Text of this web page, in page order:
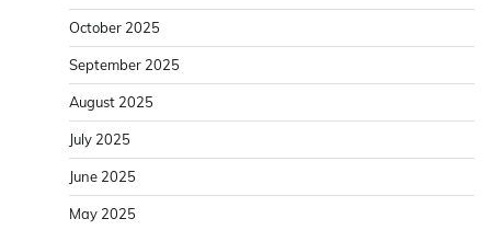
October 2025
September 2025
August 2025
July 2025
June 2025
May 2025